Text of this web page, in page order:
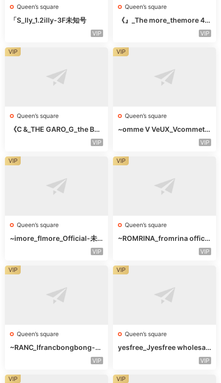
Queen’s square
「S_lly_1.2illy-3F未知号
VIP
Queen’s square
《』_The more_themore 41
VIP
Queen’s square
《C &_THE GARO_G_the Bar
VIP
VIP
Queen’s square
~omme V VeUX_Vcommetu
VIP
VIP
Queen’s square
~imore_flmore_Official-未
VIP
VIP
Queen’s square
~ROMRINA_fromrina officia
VIP
VIP
Queen’s square
~RANC_Ifrancbongbong-未
VIP
VIP
Queen’s square
yesfree_Jyesfree wholesal
VIP
VIP
VIP VIP